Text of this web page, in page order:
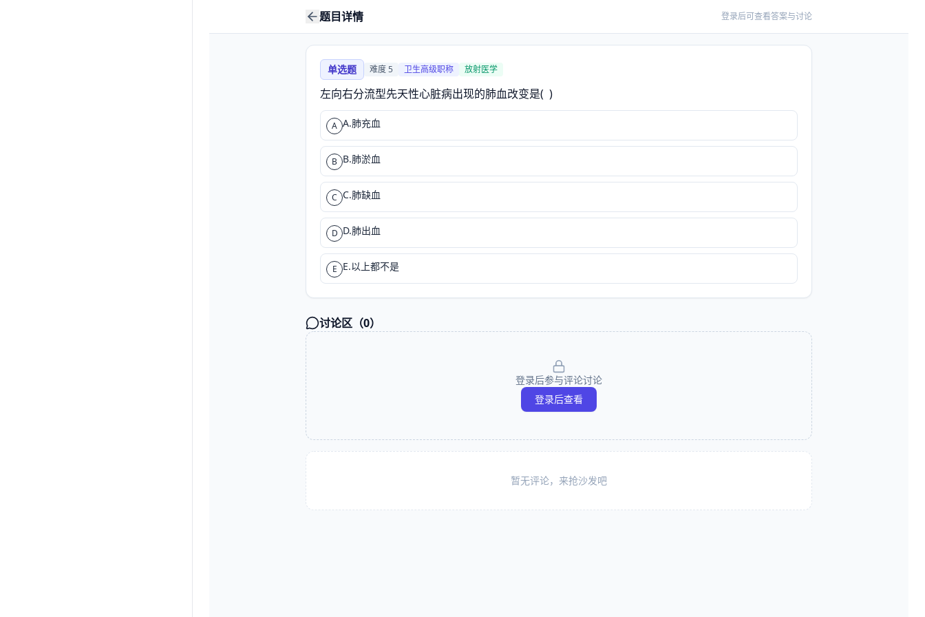
题目详情 登录后可查看答案与讨论
单选题 难度5 卫生高级职称 放射医学
左向右分流型先天性心脏病出现的肺血改变是(  )
A A.肺充血
B B.肺淤血
C C.肺缺血
D D.肺出血
E E.以上都不是
讨论区（0）
登录后参与评论讨论
登录后查看
暂无评论，来抢沙发吧